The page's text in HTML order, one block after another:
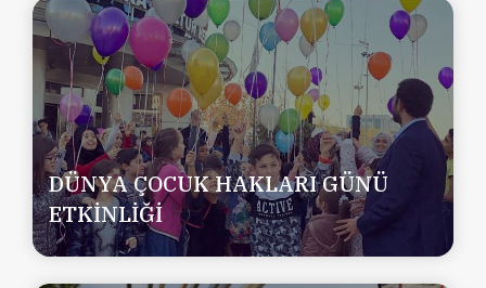
DÜNYA ÇOCUK HAKLARI GÜNÜ
ETKİNLİĞİ